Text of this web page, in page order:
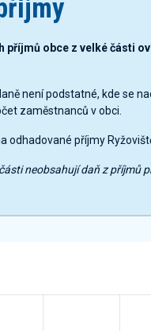
příjmů obce z velké části
není podstatné, kde se
zaměstnanců v obci.
odhadované příjmy
neobsahují daň z příjmů